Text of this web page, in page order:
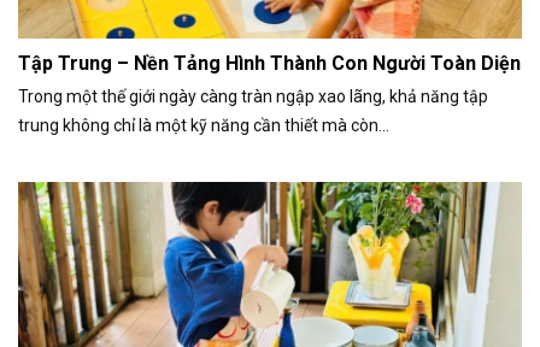
Tập Trung – Nền Tảng Hình Thành Con Người Toàn Diện
Trong một thế giới ngày càng tràn ngập xao lãng, khả năng tập
trung không chỉ là một kỹ năng cần thiết mà còn...